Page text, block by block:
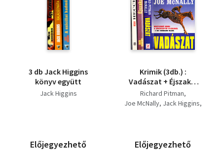
3 db Jack Higgins
könyv együtt
Jack Higgins
Előjegyezhető
Krimik (3db.) :
Vadászat + Éjszakai
rohanás + Heccelődő
Richard Pitman
Joe McNally Jack Higgins
Előjegyezhető